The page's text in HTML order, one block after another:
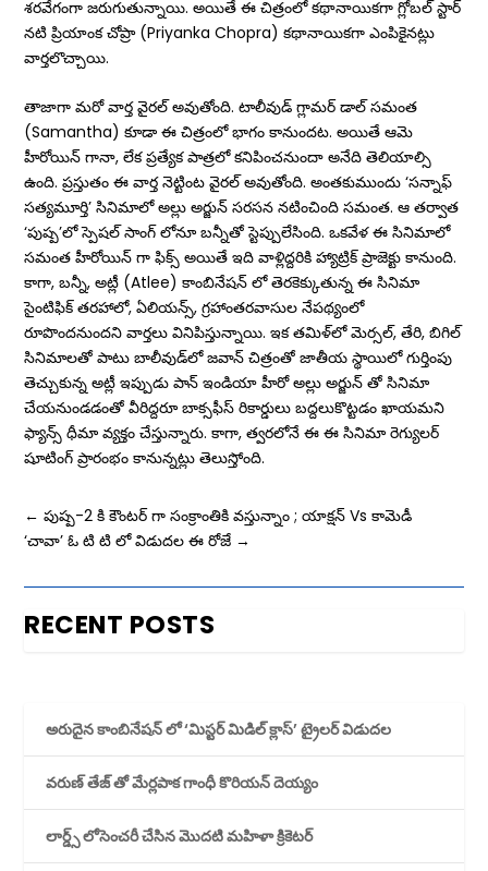
శ‌ర‌వేగంగా జ‌రుగుతున్నాయి. అయితే ఈ చిత్రంలో కథానాయికగా గ్లోబల్ స్టార్
నటి ప్రియాంక చోప్రా (Priyanka Chopra) కథానాయికగా ఎంపికైనట్లు
వార్తలొచ్చాయి.
తాజాగా మరో వార్త వైరల్‌ అవుతోంది. టాలీవుడ్ గ్లామర్‌ డాల్‌ సమంత
(Samantha) కూడా ఈ చిత్రంలో భాగం కానుందట. అయితే ఆమె
హీరోయిన్ గానా, లేక ప్రత్యేక పాత్రలో కనిపించనుందా అనేది తెలియాల్సి
ఉంది. ప్రస్తుతం ఈ వార్త నెట్టింట వైరల్‌ అవుతోంది. అంతకుముందు ‘సన్నాఫ్‌
సత్యమూర్తి’ సినిమాలో అల్లు అర్జున్ సరసన నటించింది సమంత. ఆ తర్వాత
‘పుష్ప’లో స్పెషల్ సాంగ్ లోనూ బన్నీతో స్టెప్పులేసింది. ఒకవేళ ఈ సినిమాలో
సమంత హీరోయిన్ గా ఫిక్స్ అయితే ఇది వాళ్లిద్దరికి హ్యాట్రిక్‌ ప్రాజెక్టు కానుంది.
కాగా, బన్నీ, అట్లీ (Atlee) కాంబినేషన్ లో తెరకెక్కుతున్న ఈ సినిమా
సైంటిఫిక్‌ తరహాలో, ఏలియన్స్‌, గ్రహాంతరవాసుల నేప‌థ్యంలో
రూపొంద‌నుంద‌ని వార్తలు వినిపిస్తున్నాయి. ఇక తమిళ్‌లో మెర్సల్‌, తేరి, బిగిల్‌
సినిమాలతో పాటు బాలీవుడ్‌లో జవాన్‌ చిత్రంతో జాతీయ స్థాయిలో గుర్తింపు
తెచ్చుకున్న అట్లీ ఇప్పుడు పాన్ ఇండియా హీరో అల్లు అర్జున్ తో సినిమా
చేయనుండడంతో వీరిద్దరూ బాక్సఫీస్ రికార్డులు బద్దలుకొట్టడం ఖాయమని
ఫ్యాన్స్ ధీమా వ్యక్తం చేస్తున్నారు. కాగా, త్వరలోనే ఈ ఈ సినిమా రెగ్యులర్
షూటింగ్ ప్రారంభం కానున్నట్లు తెలుస్తోంది.
←పుష్ప-2 కి కౌంటర్ గా సంక్రాంతికి వస్తున్నాం ; యాక్షన్ Vs కామెడీ
‘చావా’ ఓ టి టి లో విడుదల ఈ రోజే →
RECENT POSTS
అరుదైన కాంబినేషన్ లో ‘మిస్టర్ మిడిల్ క్లాస్’ ట్రైలర్ విడుదల
వరుణ్ తేజ్ తో మేర్లపాక గాంధీ కొరియన్ దెయ్యం
లార్డ్స్ లోసెంచరీ చేసిన మొదటి మహిళా క్రికెటర్